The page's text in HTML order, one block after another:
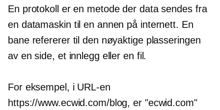
En protokoll er en metode der data sendes fra
en datamaskin til en annen på internett. En
bane refererer til den nøyaktige plasseringen
av en side, et innlegg eller en fil.
For eksempel, i URL-en
https://www.ecwid.com/blog, er "ecwid.com"